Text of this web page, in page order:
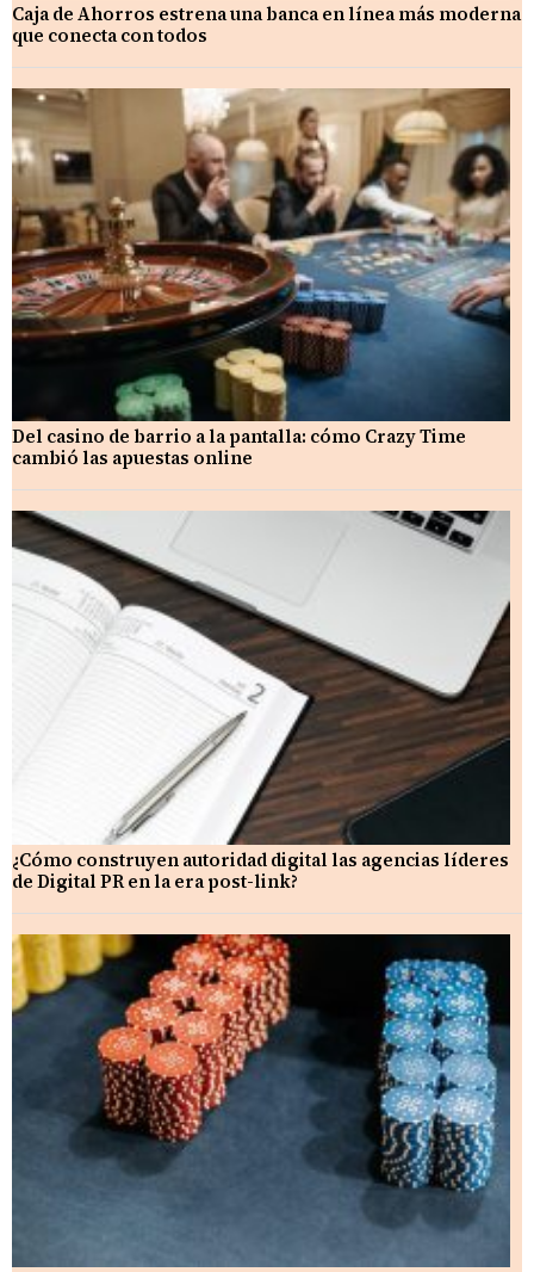
Caja de Ahorros estrena una banca en línea más moderna
que conecta con todos
Del casino de barrio a la pantalla: cómo Crazy Time
cambió las apuestas online
¿Cómo construyen autoridad digital las agencias líderes
de Digital PR en la era post-link?